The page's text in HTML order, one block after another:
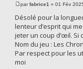
parfabrice1 » 01 Fév
Désolé pour la
lenteur d’esprit qui
jeter un coup d’œil. Si
Nom du jeu : Les
Par respect pour les
moi